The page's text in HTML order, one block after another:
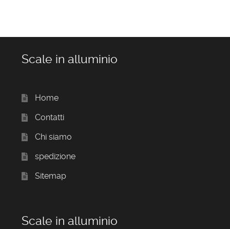
Scale in alluminio
Home
Contatti
Chi siamo
spedizione
Sitemap
Scale in alluminio